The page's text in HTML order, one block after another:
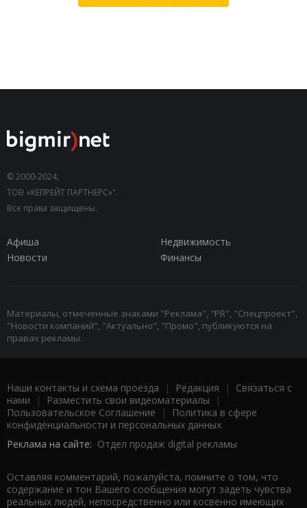
© 2000-2024,
ТОВ «КЕПРЕЙТ ПАРТНЕРС»".
Все права защищены.
Афиша
Недвижимость
Новости
Финансы
Материалы, отмеченные знаками "Реклама", "PR", "Спецпроект",
"Новости компаний", "Актуально", "Промо", публикуются на
правах рекламы.
Наши контакты и схема проезда | Редакция | Связаться с
нами | Разместить свои видеоматериалы |
Пользовательское Соглашение |
Политика в сфере
конфиденциальности и персональных данных
Реклама на сайте: Отдел продаж digital рекламы
Оставляя комментарий, пожалуйста, помните о том, что
содержание и тон Вашего сообщения могут задеть чувства
реальных людей, непосредственно или косвенно имеющих